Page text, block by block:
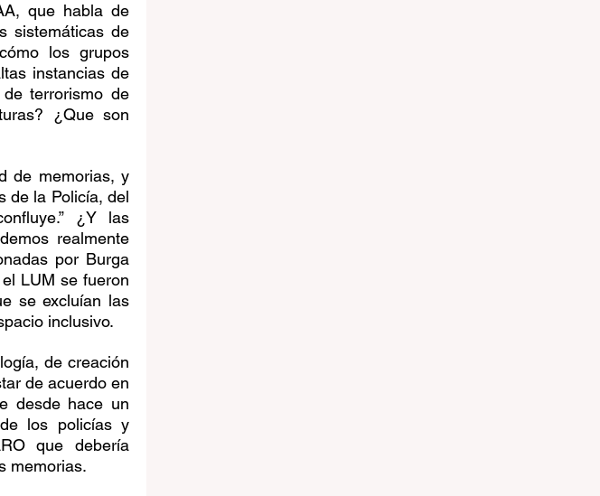
que habla de
sistemáticas de
los grupos
instancias de
terrorismo de
¿Que son
de memorias, y
de la Policía, del
¿Y las
realmente
por Burga
LUM se fueron
se excluían las
inclusivo.
de creación
de acuerdo en
desde hace un
los policías y
que debería
memorias.